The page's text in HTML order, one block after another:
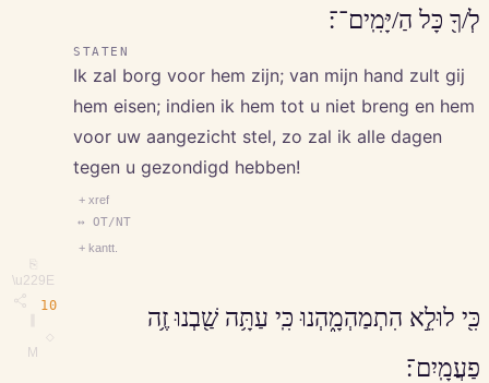
⎘
\u229E
M
לְ/ךָ֖ כָּל הַ/יָּמִֽים־־׃
STATEN
Ik zal borg voor hem zijn; van mijn hand zult gij
hem eisen; indien ik hem tot u niet breng en hem
voor uw aangezicht stel, zo zal ik alle dagen
tegen u gezondigd hebben!
+ xref
↔ OT/NT
+ kantt.
10
כִּ֖י לוּלֵ֣א הִתְמַהְמָ֑הְנוּ כִּֽי עַתָּ֥ה שַׁ֖בְנוּ זֶ֥ה
פַעֲמָֽיִם־׃